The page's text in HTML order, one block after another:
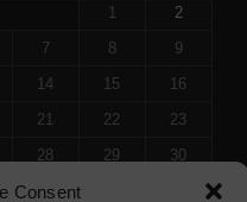
Consent
1
2
7 8
9
14 15
16
21 22
23
28 29
30